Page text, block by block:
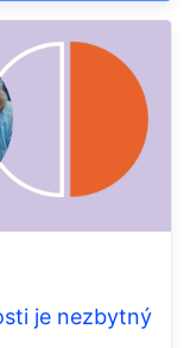
je nezbytný